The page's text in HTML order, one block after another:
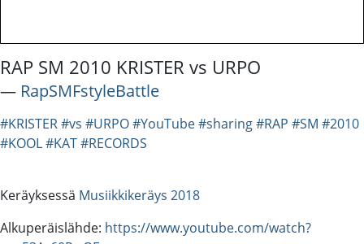
RAP SM 2010 KRISTER vs URPO
― RapSMFstyleBattle
#KRISTER#vs #URPO#YouTube#sharing#RAP #SM #2010
#KOOL#KAT#RECORDS
Keräyksessä Musiikkikeräys 2018
Alkuperäislähde: https://www.youtube.com/watch?